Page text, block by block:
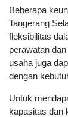
Beberapa
Tangerang
fleksibilitas
perawatan
usaha juga
dengan
Untuk
kapasitas dan